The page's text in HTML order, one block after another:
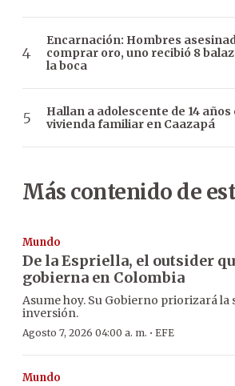
Encarnación: Hombres
comprar oro, uno recibió 8
la boca
Hallan a adolescente de 14
vivienda familiar en Caazapá
Más contenido de
Mundo
De la Espriella, el outsider
gobierna en Colombia
Asume hoy. Su Gobierno priorizará la
inversión.
Agosto 7, 2026 04:00 a. m. · EFE
Mundo